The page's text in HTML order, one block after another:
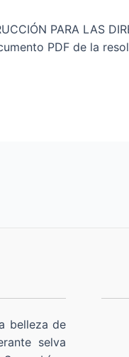
PARA LAS
PDF de la
belleza de
selva